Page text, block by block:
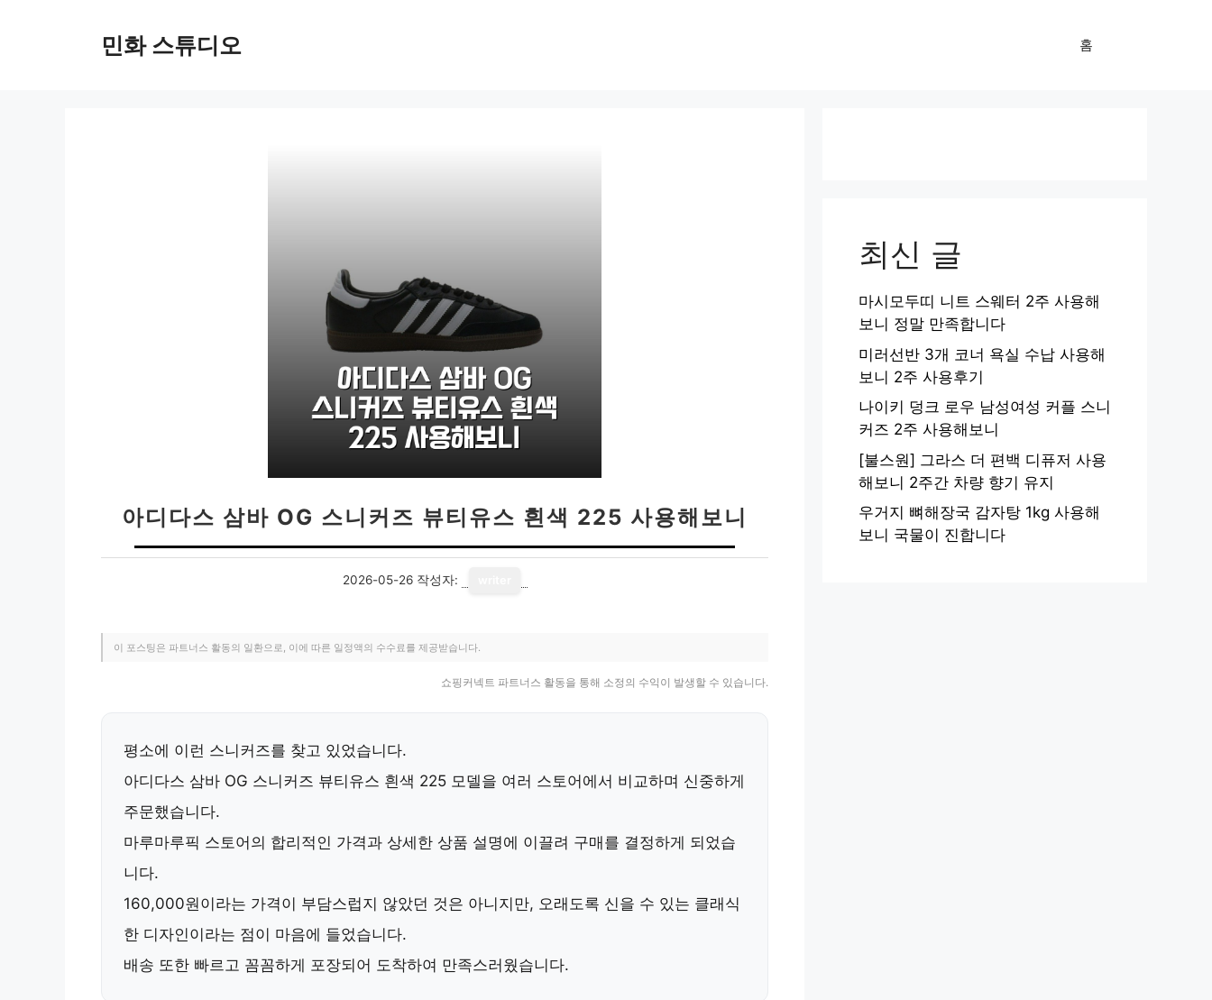
민화 스튜디오 홈
아디다스 삼바 OG 스니커즈 뷰티유스 흰색 225 사용해보니
2026-05-26 작성자:
이 포스팅은 파트너스 활동의 일환으로, 이에 따른 일정액의 수수료를 제공받습니다.
쇼핑커넥트 파트너스 활동을 통해 소정의 수익이 발생할 수 있습니다.
평소에 이런 스니커즈를 찾고 있었습니다.
아디다스 삼바 OG 스니커즈 뷰티유스 흰색 225 모델을 여러 스토어에서 비교하며 신중하게
주문했습니다.
마루마루픽 스토어의 합리적인 가격과 상세한 상품 설명에 이끌려 구매를 결정하게 되었습
니다.
160,000원이라는 가격이 부담스럽지 않았던 것은 아니지만, 오래도록 신을 수 있는 클래식
한 디자인이라는 점이 마음에 들었습니다.
배송 또한 빠르고 꼼꼼하게 포장되어 도착하여 만족스러웠습니다.
최신 글
마시모두띠 니트 스웨터 2주 사용해
보니 정말 만족합니다
미러선반 3개 코너 욕실 수납 사용해
보니 2주 사용후기
나이키 덩크 로우 남성여성 커플 스니
커즈 2주 사용해보니
[불스원] 그라스 더 편백 디퓨저 사용
해보니 2주간 차량 향기 유지
우거지 뼈해장국 감자탕 1kg 사용해
보니 국물이 진합니다